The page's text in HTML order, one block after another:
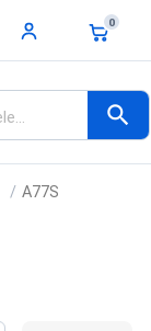
0
search
A77S